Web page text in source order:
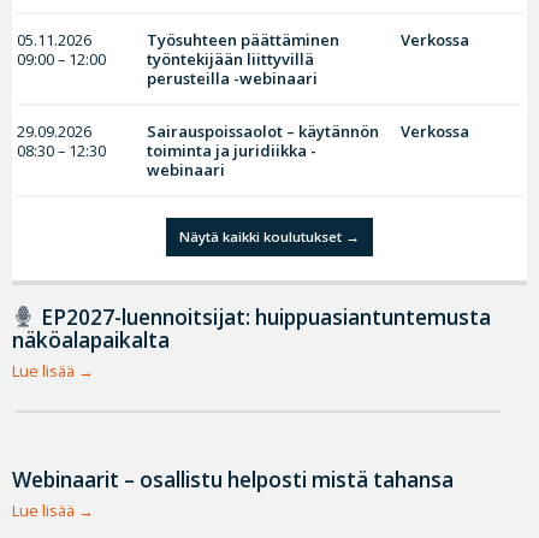
05.11.2026
09:00 – 12:00
Työsuhteen päättäminen
työntekijään liittyvillä
perusteilla -webinaari
Verkossa
29.09.2026
08:30 – 12:30
Sairauspoissaolot – käytännön
toiminta ja juridiikka -
webinaari
Verkossa
Näytä kaikki koulutukset
EP2027-luennoitsijat: huippuasiantuntemusta
näköalapaikalta
Lue lisää
Webinaarit – osallistu helposti mistä tahansa
Lue lisää